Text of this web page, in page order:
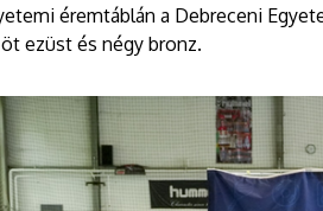
éremtáblán a Debreceni
öt ezüst és négy bronz.